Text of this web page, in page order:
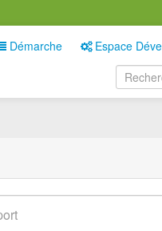
Démarche Espace